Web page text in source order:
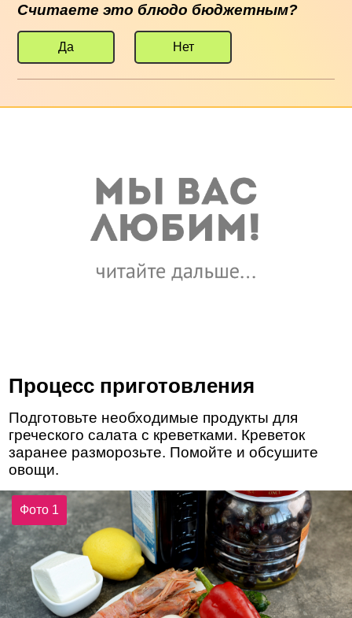
Считаете это блюдо бюджетным?
Да Нет
Процесс приготовления
Подготовьте необходимые продукты для
греческого салата с креветками. Креветок
заранее разморозьте. Помойте и обсушите
овощи.
Фото 1